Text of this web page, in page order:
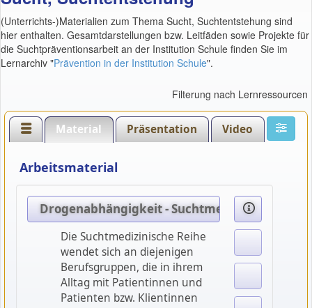
(Unterrichts-)Materialien zum Thema Sucht, Suchtentstehung sind
hier enthalten. Gesamtdarstellungen bzw. Leitfäden sowie Projekte für
die Suchtpräventionsarbeit an der Institution Schule finden Sie im
Lernarchiv "Prävention in der Institution Schule".
Filterung nach Lernressourcen
Material Präsentation Video
Arbeitsmaterial
Drogenabhängigkeit - Suchtmedizinische
Die Suchtmedizinische Reihe
wendet sich an diejenigen
Berufsgruppen, die in ihrem
Alltag mit Patientinnen und
Patienten bzw. Klientinnen